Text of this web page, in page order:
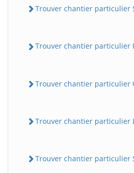
Trouver chantier particulier
Trouver chantier particulier
Trouver chantier particulier
Trouver chantier particulier
Trouver chantier particulier